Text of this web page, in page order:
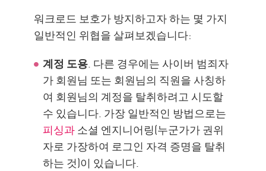
워크로드 보호가 방지하고자 하는 몇 가지
일반적인 위협을 살펴보겠습니다:
계정 도용. 다른 경우에는 사이버 범죄자
가 회원님 또는 회원님의 직원을 사칭하
여 회원님의 계정을 탈취하려고 시도할
수 있습니다. 가장 일반적인 방법으로는
피싱과소셜 엔지니어링(누군가가 권위
자로 가장하여 로그인 자격 증명을 탈취
하는 것)이 있습니다.